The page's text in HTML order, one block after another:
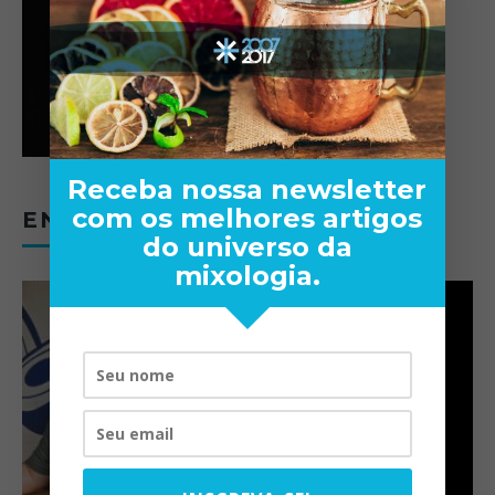
ENTREVISTAS
Receba nossa newsletter
com os melhores artigos
do universo da
mixologia.